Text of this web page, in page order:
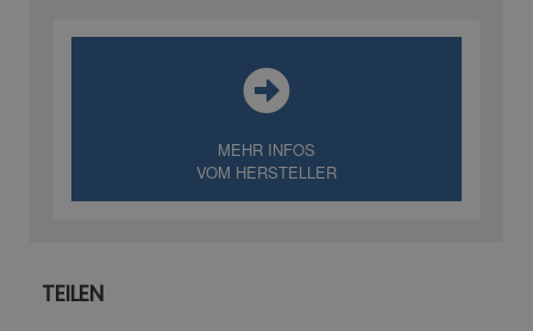
MEHR INFOS
VOM HERSTELLER
TEILEN